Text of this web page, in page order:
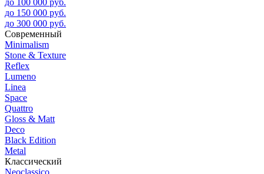
до 150 000 руб.
до 300 000 руб.
Современный
Minimalism
Stone & Texture
Reflex
Lumeno
Linea
Space
Quattro
Gloss & Matt
Deco
Black Edition
Metal
Классический
Neoclassico